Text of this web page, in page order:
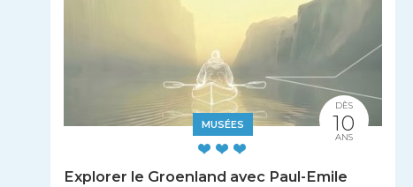
MUSÉES
Explorer le Groenland avec Paul-Emile
DÈS
10
ANS